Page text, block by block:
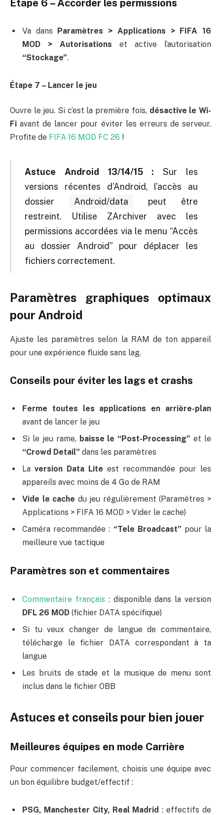
Étape 6 – Accorder les permissions
Va dans
Paramètres > Applications > FIFA 16
MOD > Autorisations et active l’autorisation
“Stockage”.
Étape 7 – Lancer le jeu
Ouvre le jeu. Si c’est la première fois, désactive le Wi-
Fi avant de lancer pour éviter les erreurs de serveur.
Profite de FIFA 16 MOD FC 26 !
Astuce Android 13/14/15 : Sur les
versions récentes d’Android, l’accès au
dossier
Android/data
peut être
restreint. Utilise ZArchiver avec les
permissions accordées via le menu “Accès
au dossier Android” pour déplacer les
fichiers correctement.
Paramètres graphiques optimaux
pour Android
Ajuste les paramètres selon la RAM de ton appareil
pour une expérience fluide sans lag.
Conseils pour éviter les lags et crashs
Ferme toutes les applications en arrière-plan
avant de lancer le jeu
Si le jeu rame, baisse le “Post-Processing” et le
“Crowd Detail” dans les paramètres
La version Data Lite est recommandée pour les
appareils avec moins de 4 Go de RAM
Vide le cache du jeu régulièrement (Paramètres >
Applications > FIFA 16 MOD > Vider le cache)
Caméra recommandée : “Tele Broadcast” pour la
meilleure vue tactique
Paramètres son et commentaires
Commentaire français : disponible dans la version
DFL 26 MOD (fichier DATA spécifique)
Si tu veux changer de langue de commentaire,
télécharge le fichier DATA correspondant à ta
langue
Les bruits de stade et la musique de menu sont
inclus dans le fichier OBB
Astuces et conseils pour bien jouer
Meilleures équipes en mode Carrière
Pour commencer facilement, choisis une équipe avec
un bon équilibre budget/effectif :
PSG, Manchester City, Real Madrid : effectifs de